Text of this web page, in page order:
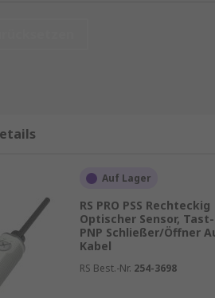
Lieferung am
unseren
RFIDs Näherungsschalter,
Auf Lager
RS PRO PSS Rechteckig
Optischer Sensor,
PNP Schließer/Öffner
Kabel
RS Best.-Nr. 254-3698